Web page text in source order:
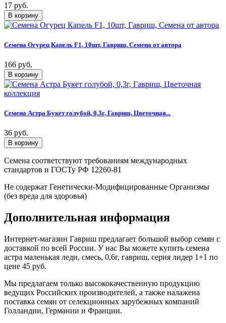
17 руб.
Семена Огурец Капель F1, 10шт, Гавриш, Семена от автора
166 руб.
Семена Астра Букет голубой, 0,3г, Гавриш, Цветочная...
36 руб.
Семена соответствуют требованиям международных
стандартов и ГОСТу РФ 12260-81
Не содержат Генетически-Модифицированные Организмы
(без вреда для здоровья)
Дополнительная информация
Интернет-магазин Гавриш предлагает большой выбор семян с
доставкой по всей России. У нас Вы можете купить семена
астра маленькая леди, смесь, 0,6г, гавриш, серия лидер 1+1 по
цене 45 руб.
Мы предлагаем только высококачественную продукцию
ведущих Российских производителей, а также налажена
поставка семян от селекционных зарубежных компаний
Голландии, Германии и Франции.